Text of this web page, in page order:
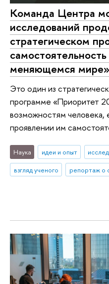
Команда Центра
исследований
стратегическом
меняю­щемся мире»
Это один из
программе «Приоритет
возможностям человека,
проявлении им
Наука идеи и опыт
взгляд ученого
репортаж о